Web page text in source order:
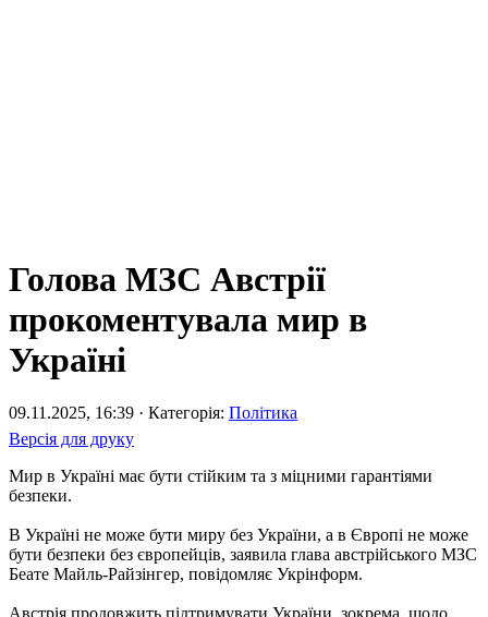
Голова МЗС Австрії
прокоментувала мир в
Україні
09.11.2025, 16:39 · Категорія: Політика
Версія для друку
Мир в Україні має бути стійким та з міцними гарантіями
безпеки.
В Україні не може бути миру без України, а в Європі не може
бути безпеки без європейців, заявила глава австрійського МЗС
Беате Майль-Райзінгер, повідомляє Укрінформ.
Австрія продовжить підтримувати України, зокрема, щодо